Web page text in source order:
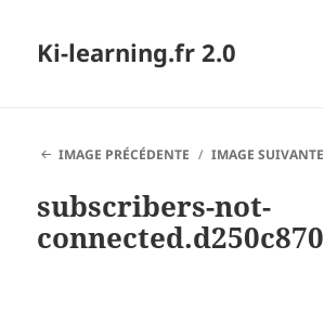
Ki-learning.fr 2.0
IMAGE PRÉCÉDENTE
IMAGE SUIVANTE
subscribers-not-
connected.d250c870